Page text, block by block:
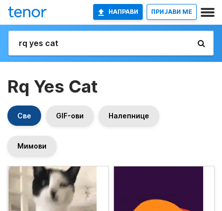
НАПРАВИ ПРИЈАВИ МЕ
Rq Yes Cat
Све GIF-ови Налепнице
Мимови